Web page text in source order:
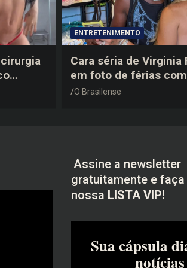
a
ENTRETENIMENTO
Cara séria de Virginia
em foto de férias
vira piada na web: “Não
O Brasilense
Assine a newsletter
gratuitamente e faça
nossa LISTA VIP!
Sua cápsula
notícias